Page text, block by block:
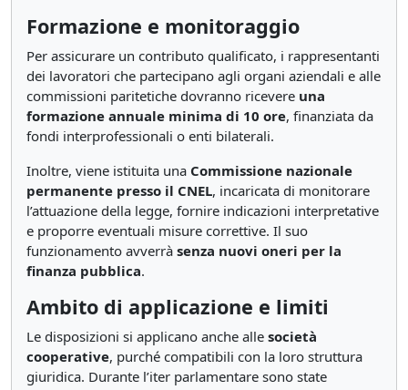
Formazione e monitoraggio
Per assicurare un contributo qualificato, i rappresentanti
dei lavoratori che partecipano agli organi aziendali e alle
commissioni paritetiche dovranno ricevere una
formazione annuale minima di 10 ore, finanziata da
fondi interprofessionali o enti bilaterali.
Inoltre, viene istituita una Commissione nazionale
permanente presso il CNEL, incaricata di monitorare
l’attuazione della legge, fornire indicazioni interpretative
e proporre eventuali misure correttive. Il suo
funzionamento avverrà senza nuovi oneri per la
finanza pubblica.
Ambito di applicazione e limiti
Le disposizioni si applicano anche alle società
cooperative, purché compatibili con la loro struttura
giuridica. Durante l’iter parlamentare sono state